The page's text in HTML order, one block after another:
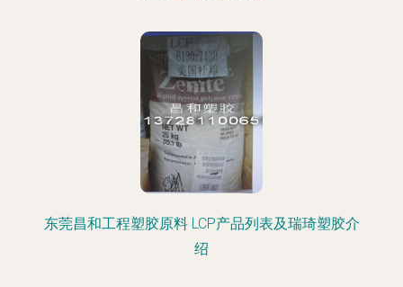
东莞昌和工程塑胶原料 LCP产品列表及瑞琦塑胶介
绍